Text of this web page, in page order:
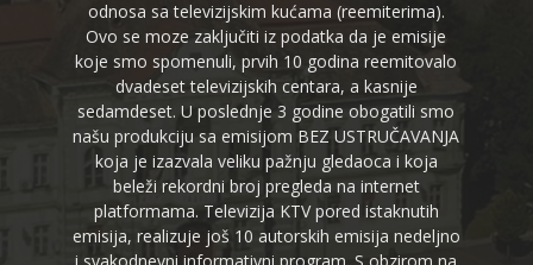
odnosa sa televizijskim kućama (reemiterima).
Ovo se moze zaključiti iz podatka da je emisije
koje smo spomenuli, prvih 10 godina reemitovalo
dvadeset televizijskih centara, a kasnije
sedamdeset. U poslednje 3 godine obogatili smo
našu produkciju sa emisijom BEZ USTRUČAVANJA
koja je izazvala veliku pažnju gledaoca i koja
beleži rekordni broj pregleda na internet
platformama. Televizija KTV pored istaknutih
emisija, realizuje još 10 autorskih emisija nedeljno
i svakodnevni informativni program. S obzirom na